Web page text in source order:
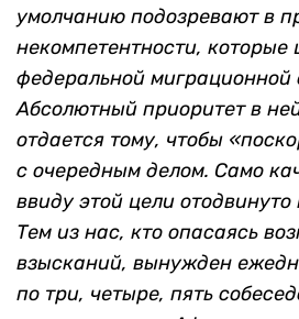
умолчанию подозревают в
некомпетентности, которые
федеральной миграционной
Абсолютный приоритет в
отдается тому, чтобы
с очередным делом. Само
ввиду этой цели
Тем из нас, кто опасаясь
взысканий, вынужден
по три, четыре, пять